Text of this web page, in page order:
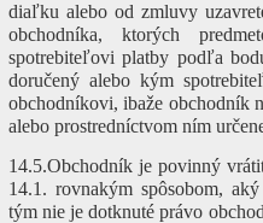
diaľku alebo od zmluvy
obchodníka, ktorých
spotrebiteľovi platby podľa
doručený alebo kým
obchodníkovi, ibaže obchodník
alebo prostredníctvom ním
14.5.Obchodník je povinný
14.1. rovnakým spôsobom,
tým nie je dotknuté právo